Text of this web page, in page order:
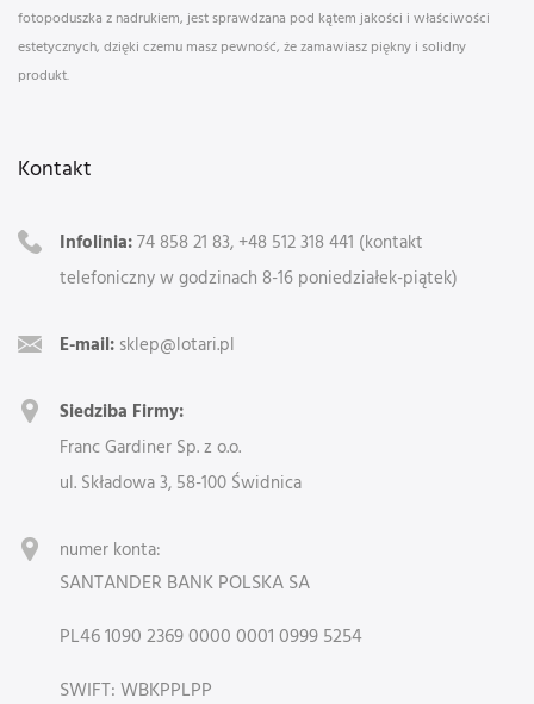
fotopoduszka z nadrukiem, jest sprawdzana pod kątem jakości i właściwości
estetycznych, dzięki czemu masz pewność, że zamawiasz piękny i solidny
produkt.
Kontakt
Infolinia:74 858 21 83, +48 512 318 441 (kontakt
telefoniczny w godzinach 8-16 poniedziałek-piątek)
E-mail: sklep@lotari.pl
Siedziba Firmy:
Franc Gardiner Sp. z o.o.
ul. Składowa 3, 58-100 Świdnica
numer konta:
SANTANDER BANK POLSKA SA
PL46 1090 2369 0000 0001 0999 5254
SWIFT: WBKPPLPP